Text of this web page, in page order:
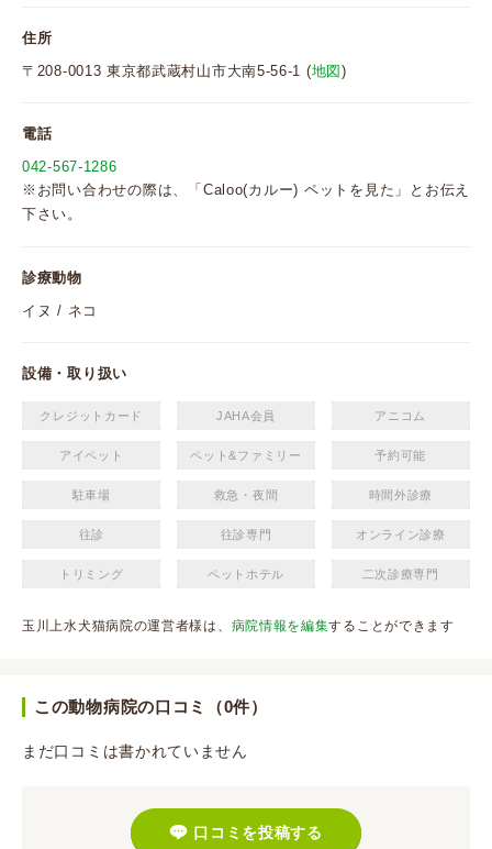
住所
〒208-0013 東京都武蔵村山市大南5-56-1 (地図)
電話
042-567-1286
※お問い合わせの際は、「Caloo(カルー) ペットを見た」とお伝え
下さい。
診療動物
イヌ / ネコ
設備・取り扱い
クレジットカード JAHA会員 アニコム
アイペット ペット&ファミリー 予約可能
駐車場 救急・夜間 時間外診療
往診 往診専門 オンライン診療
トリミング ペットホテル 二次診療専門
玉川上水犬猫病院の運営者様は、 病院情報を編集することができます
この動物病院の口コミ（0件）
まだ口コミは書かれていません
口コミを投稿する